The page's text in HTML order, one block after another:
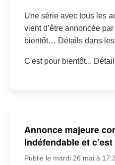
Une série avec tous les
vient d’être annoncée
bientôt… Détails dans
C'est pour bientôt...
Annonce majeure
Indéfendable et
Publié le mardi 26 mai à